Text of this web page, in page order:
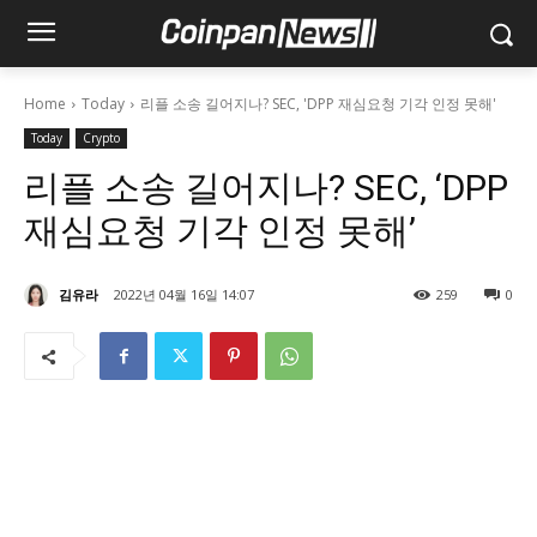
Home Today 리플 소송 길어지나? SEC, 'DPP 재심요청 기각 인정 못해'
Today Crypto
리플 소송 길어지나? SEC, ‘DPP
재심요청 기각 인정 못해’
김유라 2022년 04월 16일 14:07 0
259